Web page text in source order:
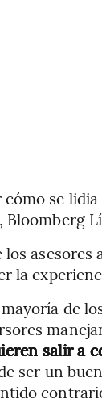
se
los
la
de
salir a
ser un